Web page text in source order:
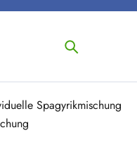
Spagyrikmischung